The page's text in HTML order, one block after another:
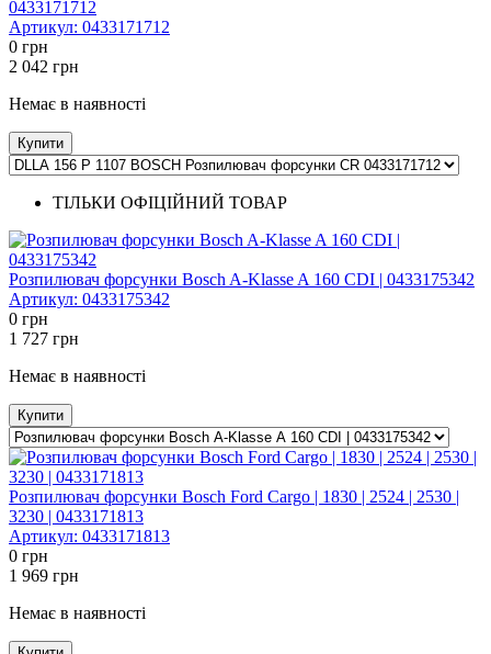
0433171712
Артикул: 0433171712
0 грн
2 042 грн
Немає в наявності
Купити
ТІЛЬКИ ОФІЦІЙНИЙ ТОВАР
Розпилювач форсунки Bosch A-Klasse A 160 CDI | 0433175342
Артикул: 0433175342
0 грн
1 727 грн
Немає в наявності
Купити
Розпилювач форсунки Bosсh Ford Cargo | 1830 | 2524 | 2530 |
3230 | 0433171813
Артикул: 0433171813
0 грн
1 969 грн
Немає в наявності